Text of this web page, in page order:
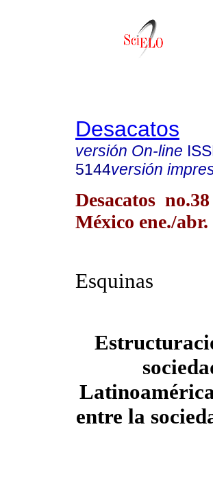
Desacatos
versión On-line
5144versión
Desacatos
México ene./abr.
Esquinas
entre la